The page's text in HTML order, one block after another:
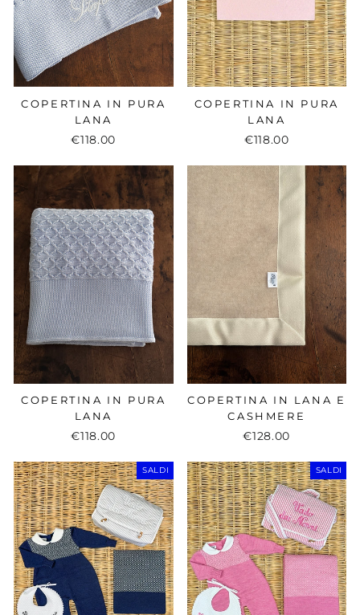
COPERTINA IN PURA
LANA
€118.00
COPERTINA IN PURA
LANA
€118.00
COPERTINA IN PURA
LANA
€118.00
COPERTINA IN LANA E
CASHMERE
€128.00
SALDI SALDI